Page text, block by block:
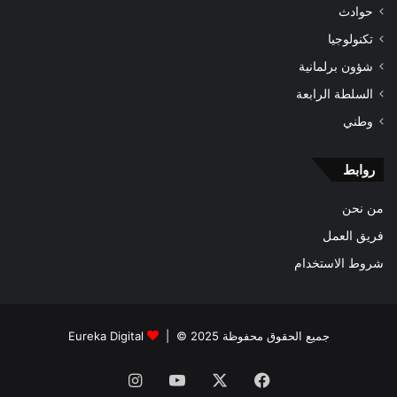
حوادث
تكنولوجيا
شؤون برلمانية
السلطة الرابعة
وطني
روابط
من نحن
فريق العمل
شروط الاستخدام
جميع الحقوق محفوظة 2025 © | Eureka Digital
فيسبوك ‫YouTube